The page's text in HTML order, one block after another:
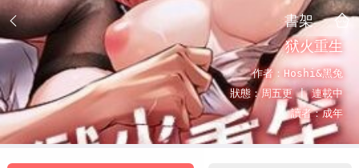
書架
狱火重生
作者： Hoshi&黑兔
狀態：周五更 |連載中
讀者：成年